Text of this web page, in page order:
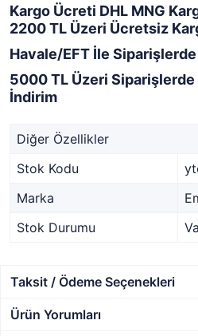
Kargo Ücreti DHL MNG
2200 TL Üzeri Ücretsiz
Havale/EFT İle
5000 TL Üzeri
İndirim
Diğer Özellikler
Stok Kodu
Marka
Stok Durumu
Taksit / Ödeme Seçenekleri
Ürün Yorumları